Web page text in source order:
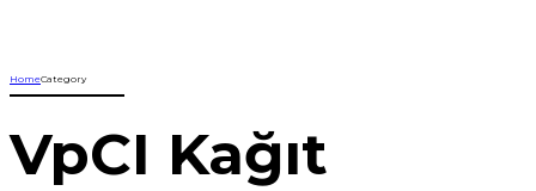
HomeCategory
VpCI Kağıt